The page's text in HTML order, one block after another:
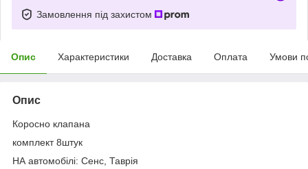
Замовлення під захистом
Опис Характеристики Доставка Оплата Умови
Опис
Коросно клапана
комплект 8штук
НА автомобілі: Сенс, Таврія